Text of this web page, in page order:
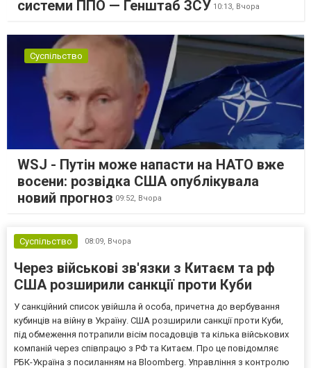
системи ППО — Генштаб ЗСУ 10:13, Вчора
Суспільство
WSJ - Путін може напасти на НАТО вже
восени: розвідка США опублікувала
новий прогноз 09:52, Вчора
Суспільство 08:09, Вчора
Через військові зв'язки з Китаєм та рф
США розширили санкції проти Куби
У санкційний список увійшла й особа, причетна до вербування
кубинців на війну в Україну. США розширили санкції проти Куби,
під обмеження потрапили вісім посадовців та кілька військових
компаній через співпрацю з РФ та Китаєм. Про це повідомляє
РБК-Україна з посиланням на Bloomberg. Управління з контролю